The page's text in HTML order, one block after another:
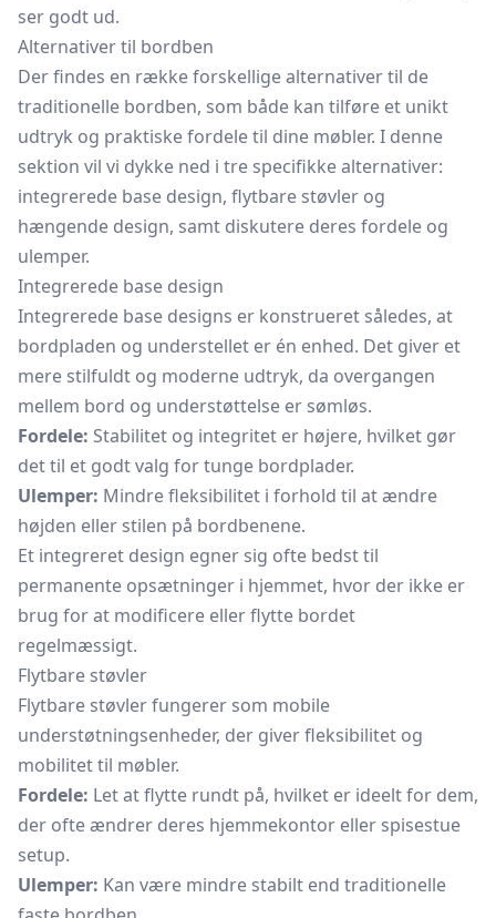
ser godt ud.
Alternativer til bordben
Der findes en række forskellige alternativer til de
traditionelle bordben, som både kan tilføre et unikt
udtryk og praktiske fordele til dine møbler. I denne
sektion vil vi dykke ned i tre specifikke alternativer:
integrerede base design, flytbare støvler og
hængende design, samt diskutere deres fordele og
ulemper.
Integrerede base design
Integrerede base designs er konstrueret således, at
bordpladen og understellet er én enhed. Det giver et
mere stilfuldt og moderne udtryk, da overgangen
mellem bord og understøttelse er sømløs.
Fordele: Stabilitet og integritet er højere, hvilket gør
det til et godt valg for tunge bordplader.
Ulemper: Mindre fleksibilitet i forhold til at ændre
højden eller stilen på bordbenene.
Et integreret design egner sig ofte bedst til
permanente opsætninger i hjemmet, hvor der ikke er
brug for at modificere eller flytte bordet
regelmæssigt.
Flytbare støvler
Flytbare støvler fungerer som mobile
understøtningsenheder, der giver fleksibilitet og
mobilitet til møbler.
Fordele: Let at flytte rundt på, hvilket er ideelt for dem,
der ofte ændrer deres hjemmekontor eller spisestue
setup.
Ulemper: Kan være mindre stabilt end traditionelle